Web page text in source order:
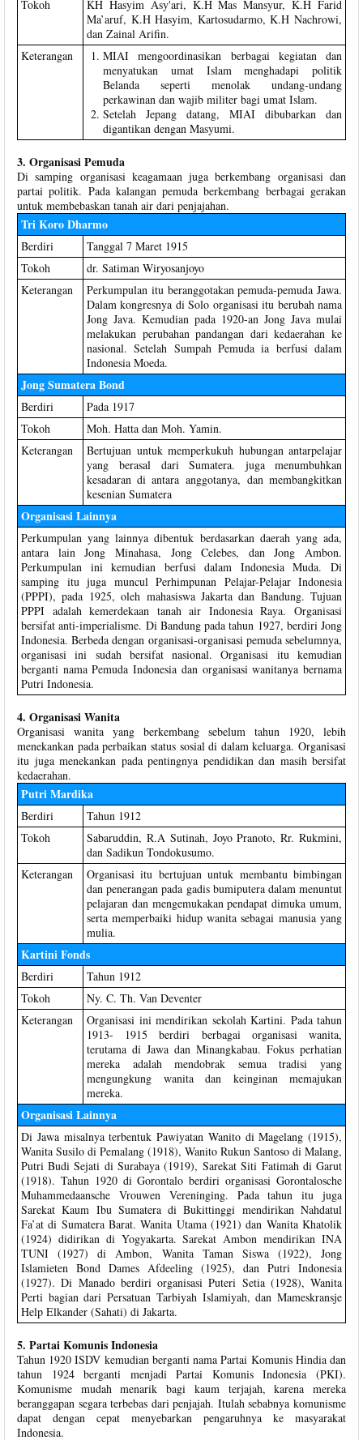
Tokoh
KH Hasyim Asy'ari, K.H Mas Mansyur, K.H Farid
Ma’aruf, K.H Hasyim, Kartosudarmo, K.H Nachrowi,
dan Zainal Arifin.
Keterangan
MIAI mengoordinasikan berbagai kegiatan dan
menyatukan umat Islam menghadapi politik
Belanda seperti menolak undang-undang
perkawinan dan wajib militer bagi umat Islam.
Setelah Jepang datang, MIAI dibubarkan dan
digantikan dengan Masyumi.
3. Organisasi Pemuda
Di samping organisasi keagamaan juga berkembang organisasi dan
partai politik. Pada kalangan pemuda berkembang berbagai gerakan
untuk membebaskan tanah air dari penjajahan.
Tri Koro Dharmo
Berdiri
Tanggal 7 Maret 1915
Tokoh
dr. Satiman Wiryosanjoyo
Keterangan
Perkumpulan itu beranggotakan pemuda-pemuda Jawa.
Dalam kongresnya di Solo organisasi itu berubah nama
Jong Java. Kemudian pada 1920-an Jong Java mulai
melakukan perubahan pandangan dari kedaerahan ke
nasional. Setelah Sumpah Pemuda ia berfusi dalam
Indonesia Moeda.
Jong Sumatera Bond
Berdiri
Pada 1917
Tokoh
Moh. Hatta dan Moh. Yamin.
Keterangan
Bertujuan untuk memperkukuh hubungan antarpelajar
yang berasal dari Sumatera. juga menumbuhkan
kesadaran di antara anggotanya, dan membangkitkan
kesenian Sumatera
Organisasi Lainnya
Perkumpulan yang lainnya dibentuk berdasarkan daerah yang ada,
antara lain Jong Minahasa, Jong Celebes, dan Jong Ambon.
Perkumpulan ini kemudian berfusi dalam Indonesia Muda. Di
samping itu juga muncul Perhimpunan Pelajar-Pelajar Indonesia
(PPPI), pada 1925, oleh mahasiswa Jakarta dan Bandung. Tujuan
PPPI adalah kemerdekaan tanah air Indonesia Raya. Organisasi
bersifat anti-imperialisme. Di Bandung pada tahun 1927, berdiri Jong
Indonesia. Berbeda dengan organisasi-organisasi pemuda sebelumnya,
organisasi ini sudah bersifat nasional. Organisasi itu kemudian
berganti nama Pemuda Indonesia dan organisasi wanitanya bernama
Putri Indonesia.
4. Organisasi Wanita
Organisasi wanita yang berkembang sebelum tahun 1920, lebih
menekankan pada perbaikan status sosial di dalam keluarga. Organisasi
itu juga menekankan pada pentingnya pendidikan dan masih bersifat
kedaerahan.
Putri Mardika
Berdiri
Tahun 1912
Tokoh
Sabaruddin, R.A Sutinah, Joyo Pranoto, Rr. Rukmini,
dan Sadikun Tondokusumo.
Keterangan
Organisasi itu bertujuan untuk membantu bimbingan
dan penerangan pada gadis bumiputera dalam menuntut
pelajaran dan mengemukakan pendapat dimuka umum,
serta memperbaiki hidup wanita sebagai manusia yang
mulia.
Kartini Fonds
Berdiri
Tahun 1912
Tokoh
Ny. C. Th. Van Deventer
Keterangan
Organisasi ini mendirikan sekolah Kartini. Pada tahun
1913- 1915 berdiri berbagai organisasi wanita,
terutama di Jawa dan Minangkabau. Fokus perhatian
mereka adalah mendobrak semua tradisi yang
mengungkung wanita dan keinginan memajukan
mereka.
Organisasi Lainnya
Di Jawa misalnya terbentuk Pawiyatan Wanito di Magelang (1915),
Wanita Susilo di Pemalang (1918), Wanito Rukun Santoso di Malang,
Putri Budi Sejati di Surabaya (1919), Sarekat Siti Fatimah di Garut
(1918). Tahun 1920 di Gorontalo berdiri organisasi Gorontalosche
Muhammedaansche Vrouwen Vereninging. Pada tahun itu juga
Sarekat Kaum Ibu Sumatera di Bukittinggi mendirikan Nahdatul
Fa’at di Sumatera Barat. Wanita Utama (1921) dan Wanita Khatolik
(1924) didirikan di Yogyakarta. Sarekat Ambon mendirikan INA
TUNI (1927) di Ambon, Wanita Taman Siswa (1922), Jong
Islamieten Bond Dames Afdeeling (1925), dan Putri Indonesia
(1927). Di Manado berdiri organisasi Puteri Setia (1928), Wanita
Perti bagian dari Persatuan Tarbiyah Islamiyah, dan Mameskransje
Help Elkander (Sahati) di Jakarta.
5. Partai Komunis Indonesia
Tahun 1920 ISDV kemudian berganti nama Partai Komunis Hindia dan
tahun 1924 berganti menjadi Partai Komunis Indonesia (PKI).
Komunisme mudah menarik bagi kaum terjajah, karena mereka
beranggapan segara terbebas dari penjajah. Itulah sebabnya komunisme
dapat dengan cepat menyebarkan pengaruhnya ke masyarakat
Indonesia.